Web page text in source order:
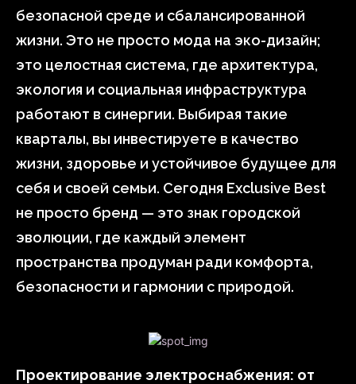
безопасной среде и сбалансированной
жизни. Это не просто мода на эко-дизайн;
это целостная система, где архитектура,
экология и социальная инфраструктура
работают в синергии. Выбирая такие
кварталы, вы инвестируете в качество
жизни, здоровье и устойчивое будущее для
себя и своей семьи. Сегодня Exclusive Best
не просто бренд — это знак городской
эволюции, где каждый элемент
пространства продуман ради комфорта,
безопасности и гармонии с природой.
Проектирование электроснабжения: от